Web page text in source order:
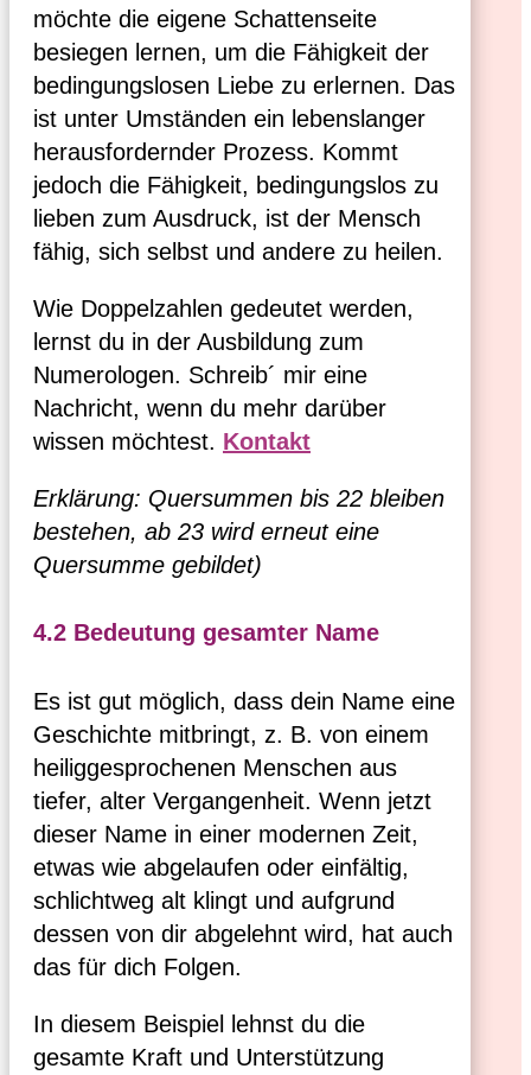
möchte die eigene Schattenseite
besiegen lernen, um die Fähigkeit der
bedingungslosen Liebe zu erlernen. Das
ist unter Umständen ein lebenslanger
herausfordernder Prozess. Kommt
jedoch die Fähigkeit, bedingungslos zu
lieben zum Ausdruck, ist der Mensch
fähig, sich selbst und andere zu heilen.
Wie Doppelzahlen gedeutet werden,
lernst du in der Ausbildung zum
Numerologen. Schreib´ mir eine
Nachricht, wenn du mehr darüber
wissen möchtest. Kontakt
Erklärung: Quersummen bis 22 bleiben
bestehen, ab 23 wird erneut eine
Quersumme gebildet)
4.2 Bedeutung gesamter Name
Es ist gut möglich, dass dein Name eine
Geschichte mitbringt, z. B. von einem
heiliggesprochenen Menschen aus
tiefer, alter Vergangenheit. Wenn jetzt
dieser Name in einer modernen Zeit,
etwas wie abgelaufen oder einfältig,
schlichtweg alt klingt und aufgrund
dessen von dir abgelehnt wird, hat auch
das für dich Folgen.
In diesem Beispiel lehnst du die
gesamte Kraft und Unterstützung